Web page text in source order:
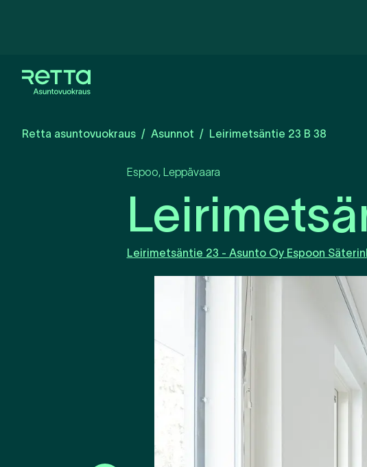
Retta asuntovuokraus Asunnot Leirimetsäntie 23 B 38
Espoo, Leppävaara
Leirimetsäntie 23 - Asunto Oy Espoon